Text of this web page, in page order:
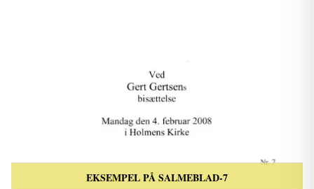
EKSEMPEL PÅ SALMEBLAD-7